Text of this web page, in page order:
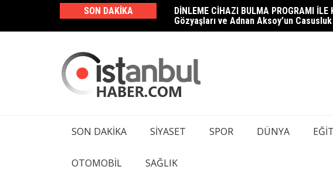
content
SON DAKIKA
DİNLEME CİHAZI BULMA PROGRAMI
Gözyaşları ve Adnan Aksoy’un Casusluk
Haluk Levent ve 23 Şüpheli Çağlayan
Kamera ve Dinleme Cihazı Tespiti İçin
SON DAKIKA SIYASET SPOR DÜNYA
OTOMOBIL SAĞLIK